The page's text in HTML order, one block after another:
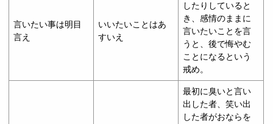
言いたい事は明目
言え
いいたいことはあ
すいえ
したりしていると
き、感情のままに
言いたいことを言
うと、後で悔やむ
ことになるという
戒め。
最初に臭いと言い
出した者、笑い出
した者がおならを